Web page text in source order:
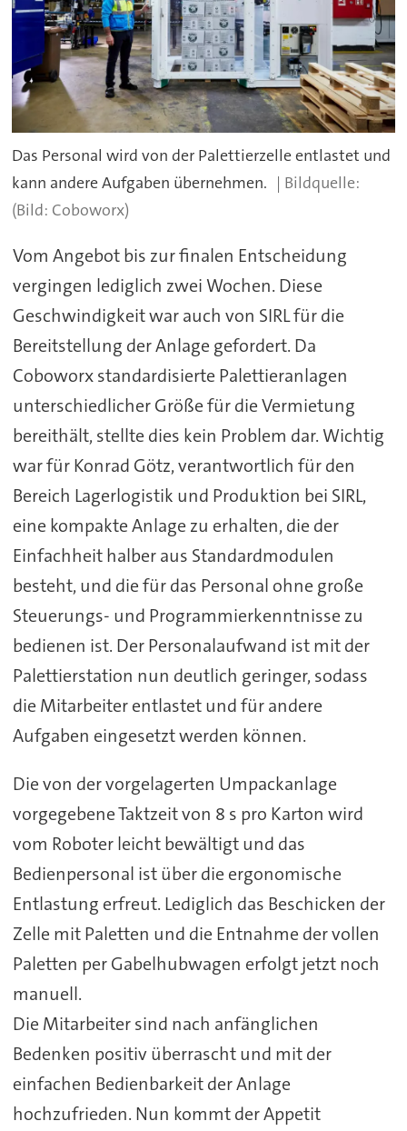
Das Personal wird von der Palettierzelle entlastet und
kann andere Aufgaben übernehmen.
(Bild: Coboworx)
Vom Angebot bis zur finalen Entscheidung
vergingen lediglich zwei Wochen. Diese
Geschwindigkeit war auch von SIRL für die
Bereitstellung der Anlage gefordert. Da
Coboworx standardisierte Palettieranlagen
unterschiedlicher Größe für die Vermietung
bereithält, stellte dies kein Problem dar. Wichtig
war für Konrad Götz, verantwortlich für den
Bereich Lagerlogistik und Produktion bei SIRL,
eine kompakte Anlage zu erhalten, die der
Einfachheit halber aus Standardmodulen
besteht, und die für das Personal ohne große
Steuerungs- und Programmierkenntnisse zu
bedienen ist. Der Personalaufwand ist mit der
Palettierstation nun deutlich geringer, sodass
die Mitarbeiter entlastet und für andere
Aufgaben eingesetzt werden können.
Die von der vorgelagerten Umpackanlage
vorgegebene Taktzeit von 8 s pro Karton wird
vom Roboter leicht bewältigt und das
Bedienpersonal ist über die ergonomische
Entlastung erfreut. Lediglich das Beschicken der
Zelle mit Paletten und die Entnahme der vollen
Paletten per Gabelhubwagen erfolgt jetzt noch
manuell.
Die Mitarbeiter sind nach anfänglichen
Bedenken positiv überrascht und mit der
einfachen Bedienbarkeit der Anlage
hochzufrieden. Nun kommt der Appetit